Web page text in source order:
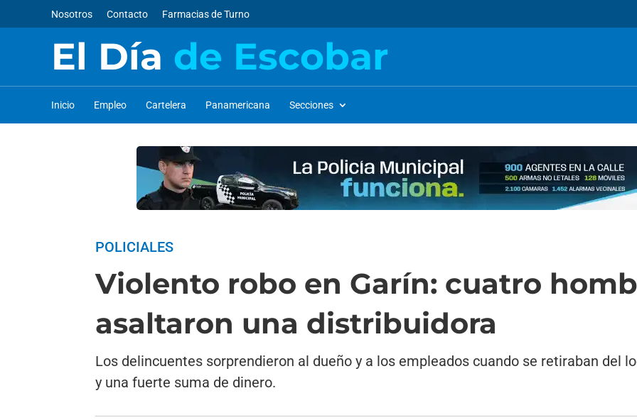
Nosotros Contacto Farmacias de Turno
El Día de Escobar
Inicio Empleo Cartelera Panamericana Secciones
POLICIALES
Violento robo en Garín: cuatro
asaltaron una distribuidora
Los delincuentes sorprendieron al dueño y a los empleados cuando se retiraban del
y una fuerte suma de dinero.